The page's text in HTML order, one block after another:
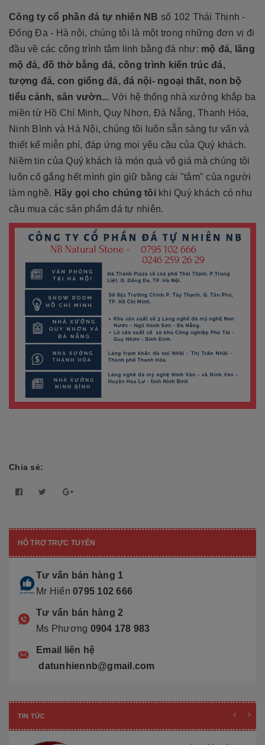
Công ty cổ phần đá tự nhiên NB số 102 Thái Thịnh -
Đống Đa - Hà nội, chúng tôi là một trong những đơn vị đi
đầu về các công trình tâm linh bằng đá như: mộ đá, lăng
mộ đá, đồ thờ bằng đá, công trình kiến trúc đá,
tượng đá, con giống đá, đá nội- ngoại thất, non bộ
tiểu cảnh, sân vườn... Với hệ thống nhà xưởng khắp ba
miền từ Hồ Chí Minh, Quy Nhơn, Đà Nẵng, Thanh Hóa,
Ninh Bình và Hà Nội, chúng tôi luôn sẵn sàng tư vấn và
thiết kế miễn phí, đáp ứng mọi yêu cầu của Quý khách.
Niềm tin của Quý khách là món quà vô giá mà chúng tôi
luôn cố gắng hết mình gìn giữ bằng cái "tâm" của người
làm nghề. Hãy gọi cho chúng tôikhi Quý khách có nhu
cầu mua các sản phẩm đá tự nhiên.
Chia sẻ:
HỖ TRỢ TRỰC TUYẾN
Tư vấn bán hàng 1
Mr Hiển 0795 102 666
Tư vấn bán hàng 2
Ms Phương 0904 178 983
Email liên hệ
datunhiennb@gmail.com
TIN TỨC